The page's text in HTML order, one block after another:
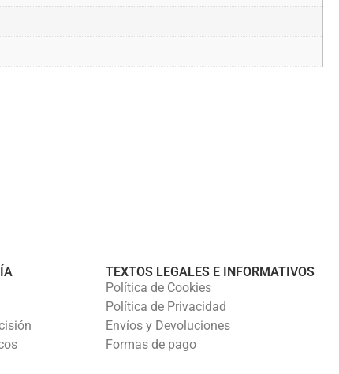
TEXTOS LEGALES E INFORMATIVOS
Política de Cookies
Política de Privacidad
Envíos y Devoluciones
Formas de pago